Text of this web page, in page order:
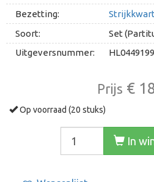
Bezetting:
Soort:
Set
Uitgeversnummer:
Prijs €
Op voorraad (20 stuks)
In